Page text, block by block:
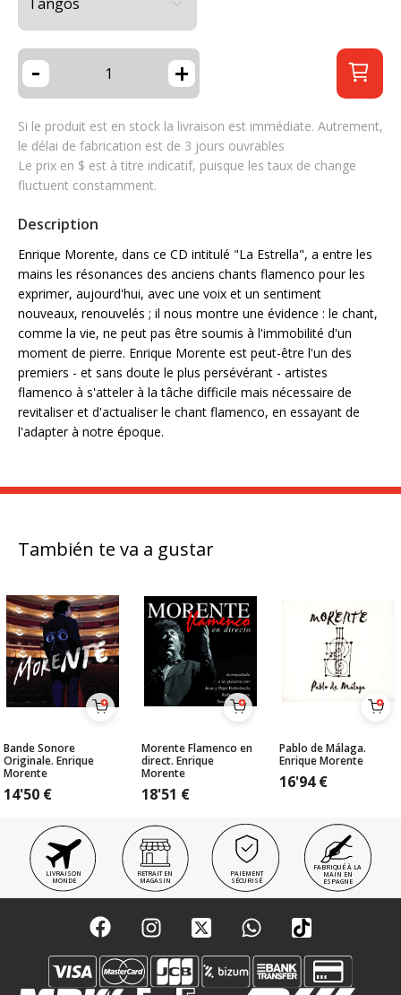
- +
Si le produit est en stock la livraison est immédiate. Autrement,
le délai de fabrication est de 3 jours ouvrables
Le prix en $ est à titre indicatif, puisque les taux de change
fluctuent constamment.
Description
Enrique Morente, dans ce CD intitulé "La Estrella", a entre les
mains les résonances des anciens chants flamenco pour les
exprimer, aujourd'hui, avec une voix et un sentiment
nouveaux, renouvelés ; il nous montre une évidence : le chant,
comme la vie, ne peut pas être soumis à l'immobilité d'un
moment de pierre. Enrique Morente est peut-être l'un des
premiers - et sans doute le plus persévérant - artistes
flamenco à s'atteler à la tâche difficile mais nécessaire de
revitaliser et d'actualiser le chant flamenco, en essayant de
l'adapter à notre époque.
También te va a gustar
Bande Sonore
Originale. Enrique
Morente
14'50 €
Morente Flamenco en
direct. Enrique
Morente
18'51 €
Pablo de Málaga.
Enrique Morente
16'94€
LIVRAISON
MONDE
RETRAIT EN
MAGASIN
PAIEMENT
SÉCURISÉ
FABRIQUÉ À LA
MAIN EN
ESPAGNE